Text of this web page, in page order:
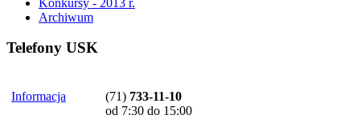
Archiwum
Telefony USK
Informacja (71) 733-11-10
od 7:30 do 15:00